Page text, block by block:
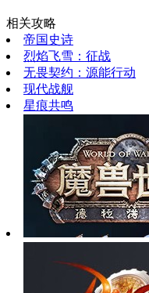
相关攻略
帝国史诗
烈焰飞雪：征战
无畏契约：源能行动
现代战舰
星痕共鸣